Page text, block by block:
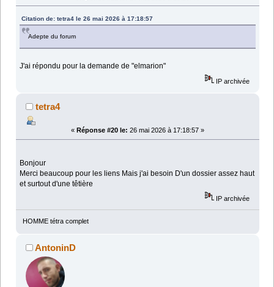
Citation de: tetra4 le 26 mai 2026 à 17:18:57
Adepte du forum
J'ai répondu pour la demande de "elmarion"
IP archivée
tetra4
« Réponse #20 le: 26 mai 2026 à 17:18:57 »
Bonjour
Merci beaucoup pour les liens Mais j'ai besoin D'un dossier assez haut
et surtout d'une têtière
IP archivée
HOMME tétra complet
AntoninD